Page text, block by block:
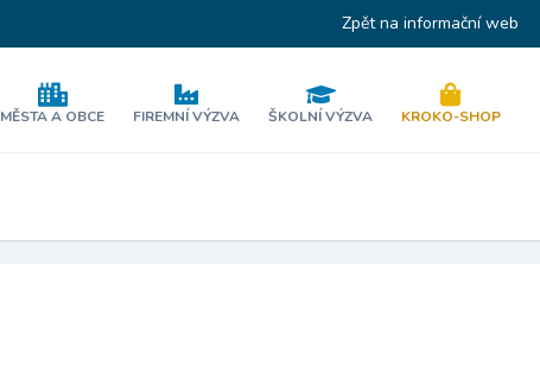
Zpět na informační web
MĚSTA A OBCE FIREMNÍ VÝZVA ŠKOLNÍ VÝZVA KROKO-SHOP